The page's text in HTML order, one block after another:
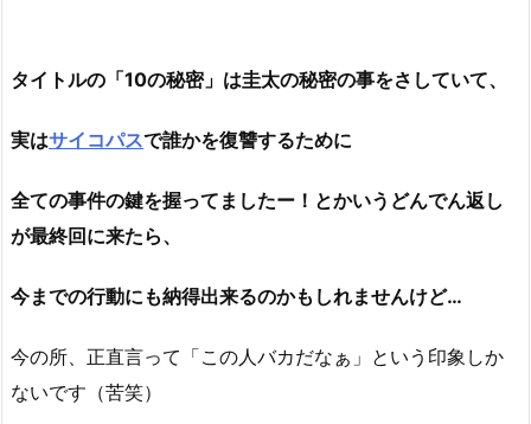
タイトルの「10の秘密」は圭太の秘密の事をさしていて、
実はサイコパスで誰かを復讐するために
全ての事件の鍵を握ってましたー！とかいうどんでん返し
が最終回に来たら、
今までの行動にも納得出来るのかもしれませんけど…
今の所、正直言って「この人バカだなぁ」という印象しか
ないです（苦笑）